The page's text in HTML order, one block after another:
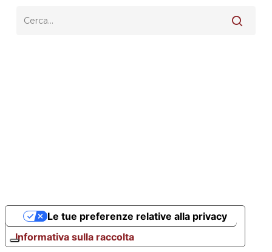
Informativa sulla raccolta
Le tue preferenze relative alla privacy